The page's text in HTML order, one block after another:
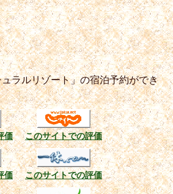
ラルリゾート」の宿泊予約ができ
価 このサイトでの評価
価 このサイトでの評価